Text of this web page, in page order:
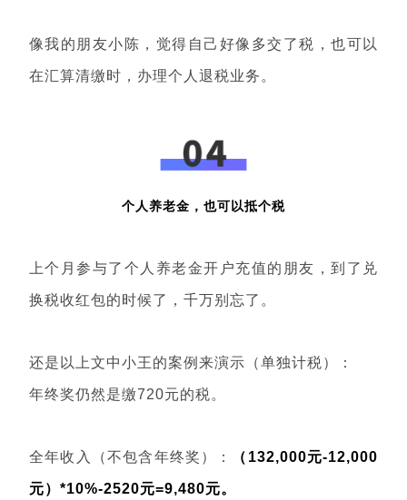
像我的朋友小陈，觉得自己好像多交了税，也可以
在汇算清缴时，办理个人退税业务。
个人养老金，也可以抵个税
上个月参与了个人养老金开户充值的朋友，到了兑
换税收红包的时候了，千万别忘了。
还是以上文中小王的案例来演示（单独计税）：
年终奖仍然是缴720元的税。
全年收入（不包含年终奖）： （132,000元-12,000
元）*10%-2520元=9,480元。